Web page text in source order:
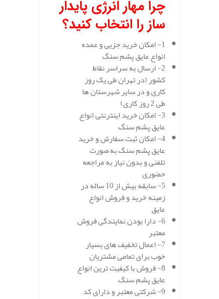
چرا مهار انرژی پایدار
ساز را انتخاب کنید؟
1- امکان خرید جزیی و عمده
انواع عایق پشم سنگ
2- ارسال به سراسر نقاط
کشور (در تهران طی یک روز
کاری و در سایر شهرستان ها
طی 2 روز کاری)
3- امکان خرید اینترنتی انواع
عایق پشم سنگ
4- امکان ثبت سفارش و خرید
عایق پشم سنگ به صورت
تلفنی و بدون نیاز به مراجعه
حضوری
5- سابقه بیش از 10 ساله در
زمینه خرید و فروش انواع
عایق
6- دارا بودن نمایندگی فروش
معتبر
7- اعمال تخفیف های بسیار
خوب برای تمامی مشتریان
8- فروش با کیفیت ترین انواع
عایق پشم سنگ
9- شرکتی معتبر و دارای کد